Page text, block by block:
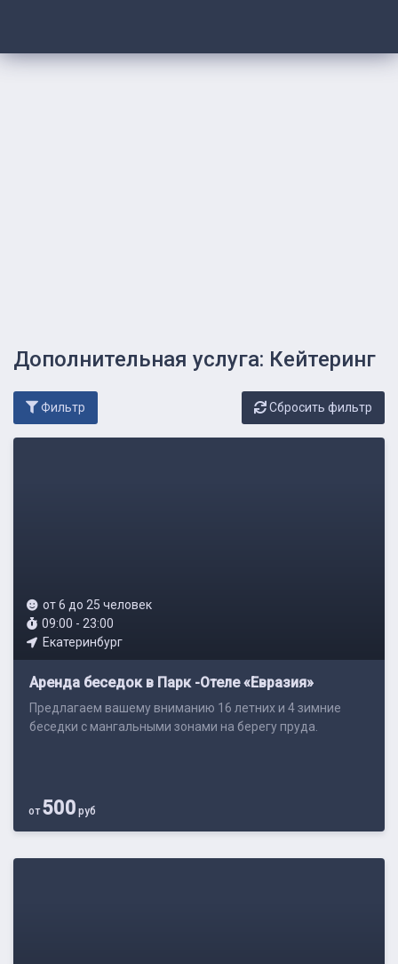
Дополнительная услуга: Кейтеринг
Фильтр Cбросить фильтр
от 6 до 25 человек
09:00 - 23:00
Екатеринбург
Аренда беседок в Парк -Отеле «Евразия»
Предлагаем вашему вниманию 16 летних и 4 зимние
беседки с мангальными зонами на берегу пруда.
от500 руб